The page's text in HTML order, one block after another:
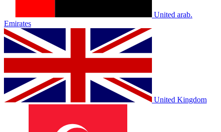
United arab.
Emirates
United Kingdom